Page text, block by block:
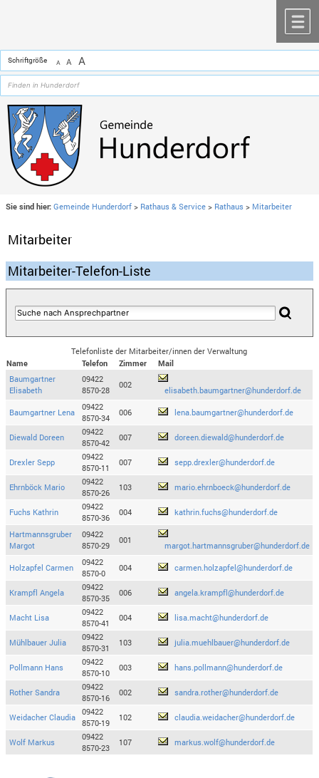
Schriftgröße A A A
Sie sind hier: Gemeinde Hunderdorf > Rathaus & Service > Rathaus > Mitarbeiter
Mitarbeiter
Mitarbeiter-Telefon-Liste
Telefonliste der Mitarbeiter/innen der Verwaltung
Name
Telefon Zimmer
Mail
Baumgartner
Elisabeth
09422
8570-28
002
elisabeth.baumgartner@hunderdorf.de
Baumgartner Lena
09422
8570-34
006 lena.baumgartner@hunderdorf.de
Diewald Doreen
09422
8570-42
007 doreen.diewald@hunderdorf.de
Drexler Sepp
09422
8570-11
007 sepp.drexler@hunderdorf.de
Ehrnböck Mario
09422
8570-26
103 mario.ehrnboeck@hunderdorf.de
Fuchs Kathrin
09422
8570-36
004 kathrin.fuchs@hunderdorf.de
Hartmannsgruber
Margot
09422
8570-29
001
margot.hartmannsgruber@hunderdorf.de
Holzapfel Carmen
09422
8570-0
004 carmen.holzapfel@hunderdorf.de
Krampfl Angela
09422
8570-35
006 angela.krampfl@hunderdorf.de
Macht Lisa
09422
8570-41
004 lisa.macht@hunderdorf.de
Mühlbauer Julia
09422
8570-31
103 julia.muehlbauer@hunderdorf.de
Pollmann Hans
09422
8570-10
003 hans.pollmann@hunderdorf.de
Rother Sandra
09422
8570-16
002 sandra.rother@hunderdorf.de
Weidacher Claudia
09422
8570-19
102 claudia.weidacher@hunderdorf.de
Wolf Markus
09422
8570-23
107 markus.wolf@hunderdorf.de